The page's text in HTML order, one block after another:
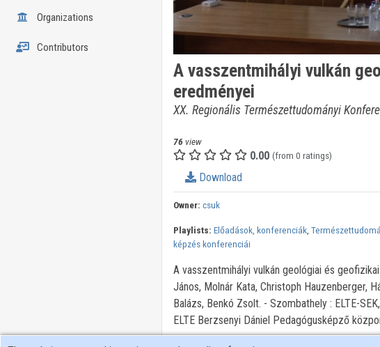
Organizations
Contributors
A vasszentmihályi vulkán
eredményei
XX. Regionális Természettudományi
76 view
0.00 (from 0 ratings)
Download
Owner: csuk
Playlists: Előadások, konferenciák,
képzés konferenciái
A vasszentmihályi vulkán geológiai és
János, Molnár Kata, Christoph Hauzenberger,
Balázs, Benkó Zsolt. - Szombathely : ELTE-
ELTE Berzsenyi Dániel Pedagógusképző